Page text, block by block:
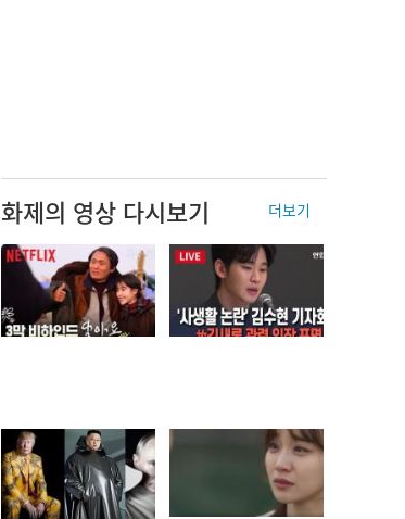
화제의 영상 다시보기 더보기